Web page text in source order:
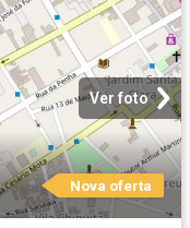
Ver foto
Nova oferta